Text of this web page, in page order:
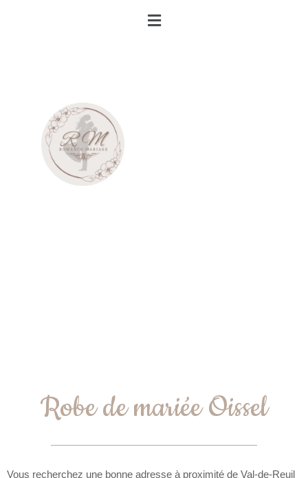
Robe de mariée Oissel
Vous recherchez une bonne adresse à proximité de Val-de-Reuil